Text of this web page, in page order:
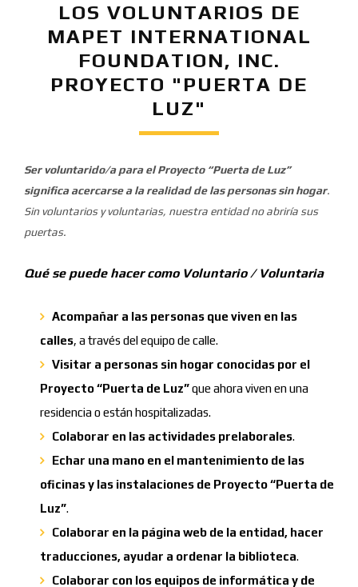
LOS VOLUNTARIOS DE
MAPET INTERNATIONAL
FOUNDATION, INC.
PROYECTO "PUERTA DE
LUZ"
Ser voluntarido/a para elProyecto “Puerta de Luz”
significa acercarse a la realidad de las personas sin hogar.
Sin voluntarios y voluntarias, nuestra entidad no abriría sus
puertas.
Qué se puede hacer como Voluntario / Voluntaria
Acompañar a las personas que viven en las
calles, a través del equipo de calle.
Visitar a personas sin hogar conocidas por el
Proyecto “Puerta de Luz”que ahora viven en una
residencia o están hospitalizadas.
Colaborar en las actividades prelaborales.
Echar una mano en el mantenimiento de las
oficinas y las instalaciones de Proyecto “Puerta de
Luz”.
Colaborar en la página web de la entidad, hacer
traducciones, ayudar a ordenar la biblioteca.
Colaborar con los equipos de informática y de